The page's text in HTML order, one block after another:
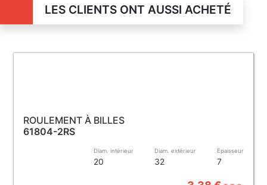
LES CLIENTS ONT AUSSI ACHETÉ
ROULEMENT À BILLES
61804-2RS
Diam. intérieur
20
Diam. extérieur
32
Epaisseur
7